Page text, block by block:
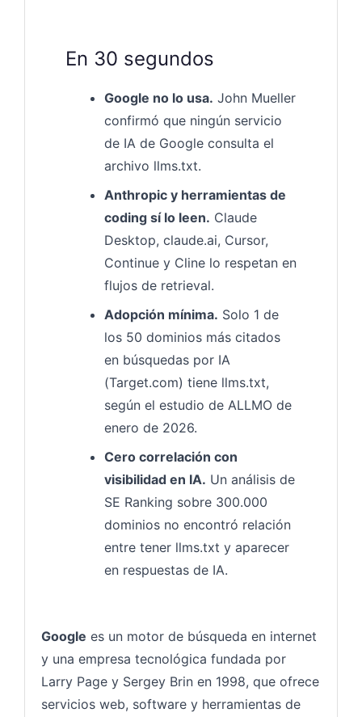
En 30 segundos
Google no lo usa. John Mueller
confirmó que ningún servicio
de IA de Google consulta el
archivo llms.txt.
Anthropic y herramientas de
coding sí lo leen. Claude
Desktop, claude.ai, Cursor,
Continue y Cline lo respetan en
flujos de retrieval.
Adopción mínima. Solo 1 de
los 50 dominios más citados
en búsquedas por IA
(Target.com) tiene llms.txt,
según el estudio de ALLMO de
enero de 2026.
Cero correlación con
visibilidad en IA. Un análisis de
SE Ranking sobre 300.000
dominios no encontró relación
entre tener llms.txt y aparecer
en respuestas de IA.
Google es un motor de búsqueda en internet
y una empresa tecnológica fundada por
Larry Page y Sergey Brin en 1998, que ofrece
servicios web, software y herramientas de